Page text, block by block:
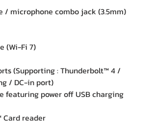
microphone combo jack (3.5mm)
(Wi-Fi 7)
(Supporting : Thunderbolt™ 4 /
/ DC-in port)
featuring power off USB charging
reader